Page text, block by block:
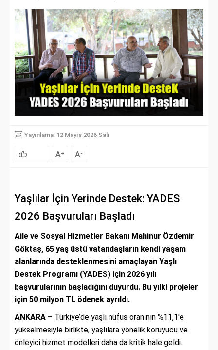
Yayınlama: 12 Mayıs 2026 Salı
A+ A-
Yaşlılar İçin Yerinde Destek: YADES
2026 Başvuruları Başladı
Aile ve Sosyal Hizmetler Bakanı Mahinur Özdemir
Göktaş, 65 yaş üstü vatandaşların kendi yaşam
alanlarında desteklenmesini amaçlayan Yaşlı
Destek Programı (YADES) için 2026 yılı
başvurularının başladığını duyurdu. Bu yılki projeler
için 50 milyon TL ödenek ayrıldı.
ANKARA – Türkiye’de yaşlı nüfus oranının %11,1'e
yükselmesiyle birlikte, yaşlılara yönelik koruyucu ve
önleyici hizmet modelleri daha da kritik hale geldi.